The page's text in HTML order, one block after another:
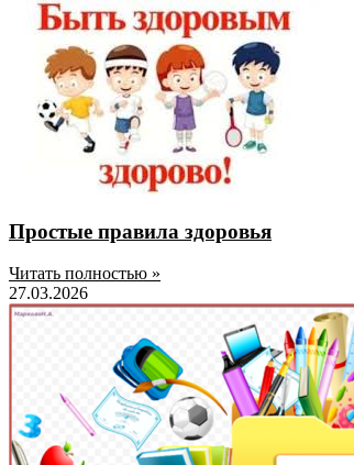
Простые правила здоровья
Читать полностью »
27.03.2026